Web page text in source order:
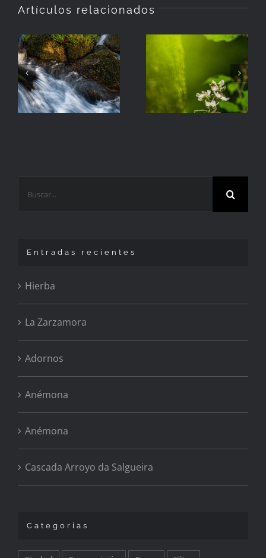
Artículos relacionados
Hierba
Zarzamora
Entradas recientes
Hierba
La Zarzamora
Adornos
Anémona
Anémona
Cascada Arroyo da Salgueira
Categorías